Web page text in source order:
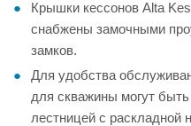
Крышки кессонов Alta
снабжены замочными
замков.
Для удобства
для скважины могут
лестницей с раскладной